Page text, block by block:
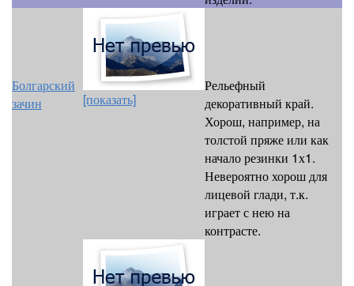
Болгарский
зачин
[показать]
Рельефный
декоративный край.
Хорош, например, на
толстой пряже или как
начало резинки 1х1.
Невероятно хорош для
лицевой глади, т.к.
играет с нею на
контрасте.